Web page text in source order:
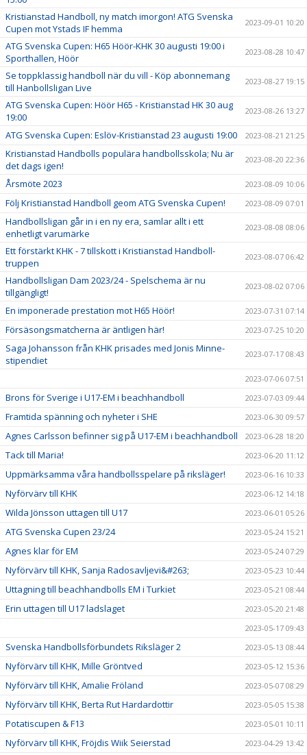
Kristianstad Handboll, ny match imorgon! ATG Svenska
Cupen mot Ystads IF hemma
2023-09-01 10:20
ATG Svenska Cupen: H65 Höör-KHK 30 augusti 19:00 i
Sporthallen, Höör
2023-08-28 10:47
Se toppklassig handboll när du vill - Köp abonnemang
till Hanbollsligan Live
2023-08-27 19:15
ATG Svenska Cupen: Höör H65 - Kristianstad HK 30 aug
19:00
2023-08-26 13:27
ATG Svenska Cupen: Eslöv-Kristianstad 23 augusti 19:00 2023-08-21 21:25
Kristianstad Handbolls populära handbollsskola; Nu är
det dags igen!
2023-08-20 22:36
Årsmöte 2023 2023-08-09 10:06
Följ Kristianstad Handboll geom ATG Svenska Cupen! 2023-08-09 07:01
Handbollsligan går in i en ny era, samlar allt i ett
enhetligt varumärke
2023-08-08 08:06
Ett förstärkt KHK - 7 tillskott i Kristianstad Handboll-
truppen
2023-08-07 06:42
Handbollsligan Dam 2023/24 - Spelschema är nu
tillgängligt!
2023-08-02 07:06
En imponerade prestation mot H65 Höör! 2023-07-31 07:14
Försäsongsmatcherna är äntligen här! 2023-07-25 10:20
Saga Johansson från KHK prisades med Jonis Minne-
stipendiet
2023-07-17 08:43
2023-07-06 07:51
Brons för Sverige i U17-EM i beachhandboll 2023-07-03 09:44
Framtida spänning och nyheter i SHE 2023-06-30 09:57
Agnes Carlsson befinner sig på U17-EM i beachhandboll 2023-06-28 18:20
Tack till Maria! 2023-06-20 11:12
Uppmärksamma våra handbollsspelare på riksläger! 2023-06-16 10:33
Nyförvärv till KHK 2023-06-12 14:18
Wilda Jönsson uttagen till U17 2023-06-01 05:26
ATG Svenska Cupen 23/24 2023-05-24 15:21
Agnes klar för EM 2023-05-24 07:29
Nyförvärv till KHK, Sanja Radosavljevi&#263; 2023-05-23 10:44
Uttagning till beachhandbolls EM i Turkiet 2023-05-21 08:44
Erin uttagen till U17 ladslaget
2023-05-20 21:48
2023-05-17 09:43
Svenska Handbollsförbundets Riksläger 2 2023-05-13 08:44
Nyförvärv till KHK, Mille Gröntved 2023-05-12 15:36
Nyförvärv till KHK, Amalie Fröland 2023-05-07 08:29
Nyförvärv till KHK, Berta Rut Hardardottir 2023-05-05 15:38
Potatiscupen & F13 2023-05-01 10:11
Nyförvärv till KHK, Fröjdis Wiik Seierstad 2023-04-29 13:42